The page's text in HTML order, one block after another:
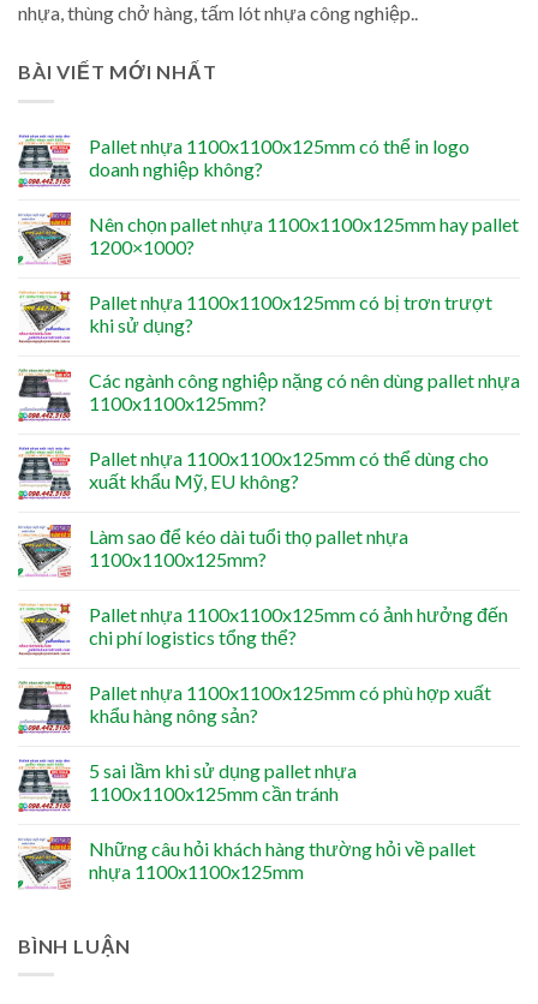
nhựa, thùng chở hàng, tấm lót nhựa công nghiệp..
BÀI VIẾT MỚI NHẤT
Pallet nhựa 1100x1100x125mm có thể in logo
doanh nghiệp không?
Nên chọn pallet nhựa 1100x1100x125mm hay pallet
1200×1000?
Pallet nhựa 1100x1100x125mm có bị trơn trượt
khi sử dụng?
Các ngành công nghiệp nặng có nên dùng pallet nhựa
1100x1100x125mm?
Pallet nhựa 1100x1100x125mm có thể dùng cho
xuất khẩu Mỹ, EU không?
Làm sao để kéo dài tuổi thọ pallet nhựa
1100x1100x125mm?
Pallet nhựa 1100x1100x125mm có ảnh hưởng đến
chi phí logistics tổng thể?
Pallet nhựa 1100x1100x125mm có phù hợp xuất
khẩu hàng nông sản?
5 sai lầm khi sử dụng pallet nhựa
1100x1100x125mm cần tránh
Những câu hỏi khách hàng thường hỏi về pallet
nhựa 1100x1100x125mm
BÌNH LUẬN